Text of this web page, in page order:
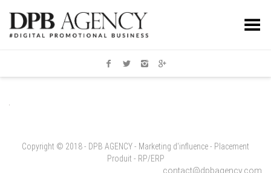
Toggle Menu
Copyright © 2018 - DPB AGENCY - Marketing d'influence - Placement
Produit - RP/ERP
contact@dpbagency.com